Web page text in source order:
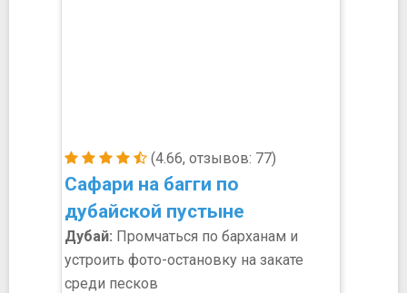
(4.66, отзывов: 77)
Сафари на багги по
дубайской пустыне
Дубай: Промчаться по барханам и
устроить фото-остановку на закате
среди песков